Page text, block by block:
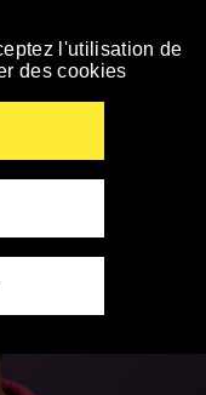
l'utilisation de
des cookies